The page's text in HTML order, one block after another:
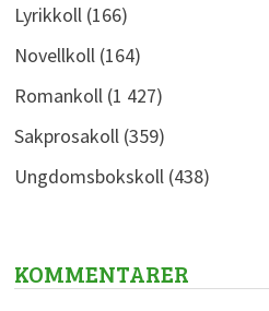
Lyrikkoll(166)
Novellkoll(164)
Romankoll(1 427)
Sakprosakoll(359)
Ungdomsbokskoll(438)
KOMMENTARER